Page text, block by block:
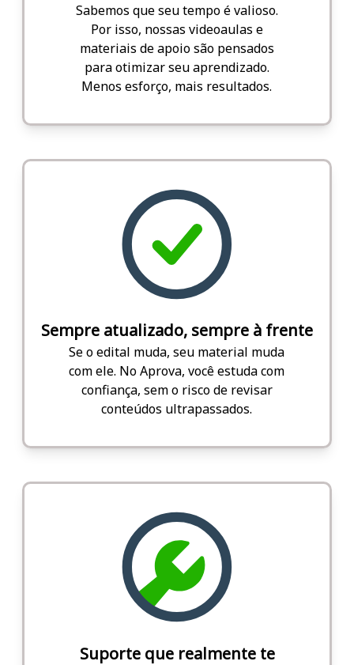
Sabemos que seu tempo é valioso.
Por isso, nossas videoaulas e
materiais de apoio são pensados
para otimizar seu aprendizado.
Menos esforço, mais resultados.
Sempre atualizado, sempre à frente
Se o edital muda, seu material muda
com ele. No Aprova, você estuda com
confiança, sem o risco de revisar
conteúdos ultrapassados.
Suporte que realmente te